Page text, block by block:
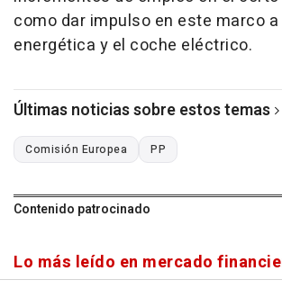
como dar impulso en este marco
energética y el coche eléctrico.
Últimas noticias sobre estos temas
Comisión Europea PP
Contenido patrocinado
Lo más leído en mercado